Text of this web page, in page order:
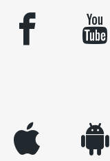
facebook youtube
appleinc android